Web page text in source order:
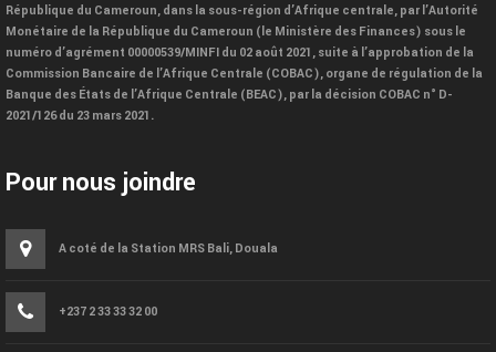
République du Cameroun, dans la sous-région d’Afrique centrale, par l’Autorité
Monétaire de la République du Cameroun (le Ministère des Finances) sous le
numéro d’agrément 00000539/MINFI du 02 août 2021, suite à l’approbation de la
Commission Bancaire de l’Afrique Centrale (COBAC), organe de régulation de la
Banque des États de l’Afrique Centrale (BEAC), par la décision COBAC n° D-
2021/126 du 23 mars 2021.
Pour nous joindre
A coté de la Station MRS Bali, Douala
+237 2 33 33 32 00